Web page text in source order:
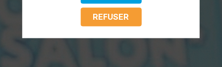
REFUSER